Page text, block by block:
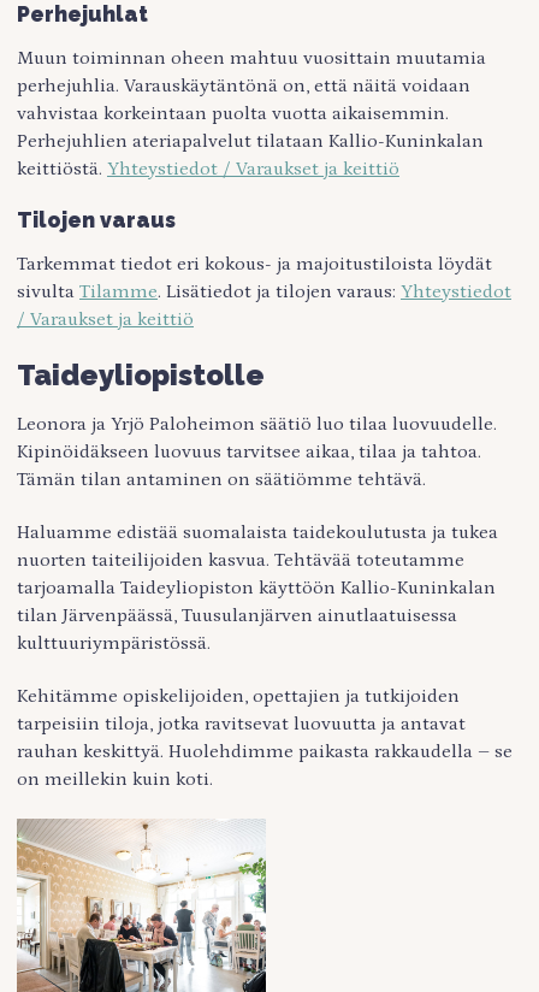
Perhejuhlat
Muun toiminnan oheen mahtuu vuosittain muutamia
perhejuhlia. Varauskäytäntönä on, että näitä voidaan
vahvistaa korkeintaan puolta vuotta aikaisemmin.
Perhejuhlien ateriapalvelut tilataan Kallio-Kuninkalan
keittiöstä. Yhteystiedot / Varaukset ja keittiö
Tilojen varaus
Tarkemmat tiedot eri kokous- ja majoitustiloista löydät
sivulta Tilamme. Lisätiedot ja tilojen varaus: Yhteystiedot
/ Varaukset ja keittiö
Taideyliopistolle
Leonora ja Yrjö Paloheimon säätiö luo tilaa luovuudelle.
Kipinöidäkseen luovuus tarvitsee aikaa, tilaa ja tahtoa.
Tämän tilan antaminen on säätiömme tehtävä.
Haluamme edistää suomalaista taidekoulutusta ja tukea
nuorten taiteilijoiden kasvua. Tehtävää toteutamme
tarjoamalla Taideyliopiston käyttöön Kallio-Kuninkalan
tilan Järvenpäässä, Tuusulanjärven ainutlaatuisessa
kulttuuriympäristössä.
Kehitämme opiskelijoiden, opettajien ja tutkijoiden
tarpeisiin tiloja, jotka ravitsevat luovuutta ja antavat
rauhan keskittyä. Huolehdimme paikasta rakkaudella – se
on meillekin kuin koti.